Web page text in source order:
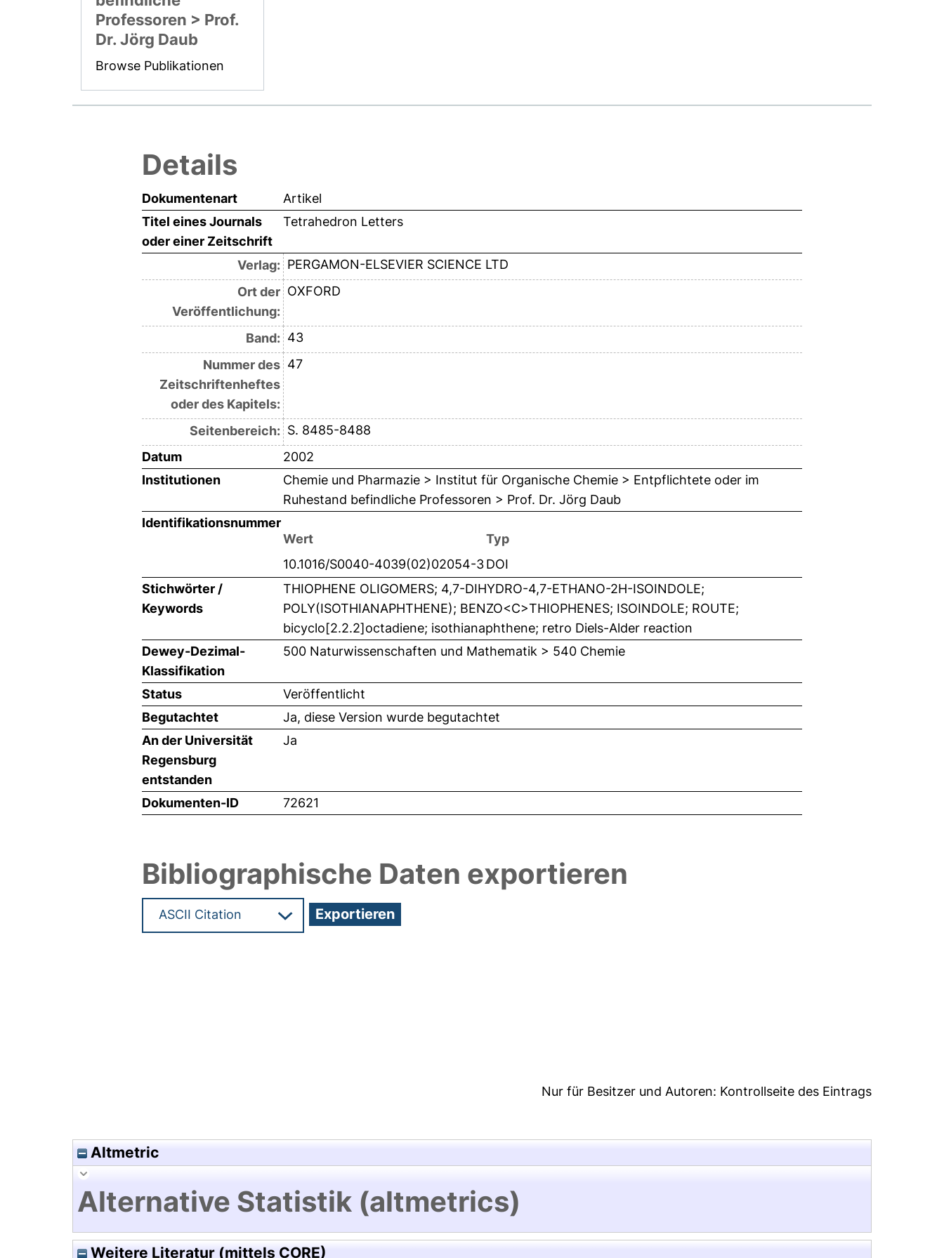
Professoren > Prof.
Dr. Jörg Daub
Browse Publikationen
Details
Dokumentenart
Artikel
Titel eines Journals
oder einer Zeitschrift
Tetrahedron Letters
Verlag: PERGAMON-ELSEVIER SCIENCE LTD
Ort der
Veröffentlichung:
OXFORD
Band: 43
Nummer des
Zeitschriftenheftes
oder des Kapitels:
47
Seitenbereich: S. 8485-8488
Datum
2002
Institutionen
Chemie und Pharmazie > Institut für Organische Chemie > Entpflichtete oder im
Ruhestand befindliche Professoren > Prof. Dr. Jörg Daub
Identifikationsnummer
Wert
Typ
10.1016/S0040-4039(02)02054-3DOI
Stichwörter /
Keywords
THIOPHENE OLIGOMERS; 4,7-DIHYDRO-4,7-ETHANO-2H-ISOINDOLE;
POLY(ISOTHIANAPHTHENE); BENZO<C>THIOPHENES; ISOINDOLE; ROUTE;
bicyclo[2.2.2]octadiene; isothianaphthene; retro Diels-Alder reaction
Dewey-Dezimal-
Klassifikation
500 Naturwissenschaften und Mathematik > 540 Chemie
Status
Veröffentlicht
Begutachtet
Ja, diese Version wurde begutachtet
An der Universität
Regensburg
entstanden
Ja
Dokumenten-ID 72621
Bibliographische Daten exportieren
Nur für Besitzer und Autoren: Kontrollseite des Eintrags
Altmetric
Alternative Statistik (altmetrics)
Weitere Literatur (mittels CORE)